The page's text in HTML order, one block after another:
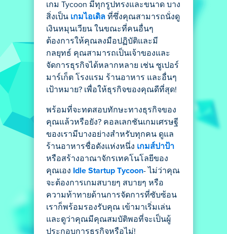
เกม Tycoon มีทุกรูปทรงและขนาด บาง
สิ่งเป็น เกมไอเดิล ที่ซึ่งคุณสามารถนั่งดู
เงินหมุนเวียน ในขณะที่คนอื่นๆ
ต้องการให้คุณลงมือปฏิบัติและมี
กลยุทธ์ คุณสามารถเป็นเจ้าของและ
จัดการธุรกิจได้หลากหลาย เช่น ซูเปอร์
มาร์เก็ต โรงแรม ร้านอาหาร และอื่นๆ
เป้าหมาย? เพื่อให้ธุรกิจของคุณดีที่สุด!
พร้อมที่จะทดสอบทักษะทางธุรกิจของ
คุณแล้วหรือยัง? คอลเลกชันเกมเศรษฐี
ของเรามีบางอย่างสำหรับทุกคน ดูแล
ร้านอาหารชื่อดังแห่งหนึ่ง เกมส์ปาป้า
หรือสร้างอาณาจักรเทคโนโลยีของ
คุณเอง Idle Startup Tycoon- ไม่ว่าคุณ
จะต้องการเกมสบายๆ สบายๆ หรือ
ความท้าทายด้านการจัดการที่ซับซ้อน
เราก็พร้อมรองรับคุณ เข้ามาเริ่มเล่น
และดูว่าคุณมีคุณสมบัติพอที่จะเป็นผู้
ประกอบการธุรกิจหรือไม่!